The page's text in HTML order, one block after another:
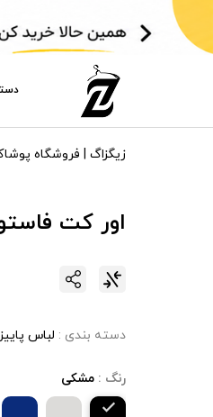
زیگزاگ | فروشگاه
اور کت
دسته بندی : لباس
رنگ : مشکی